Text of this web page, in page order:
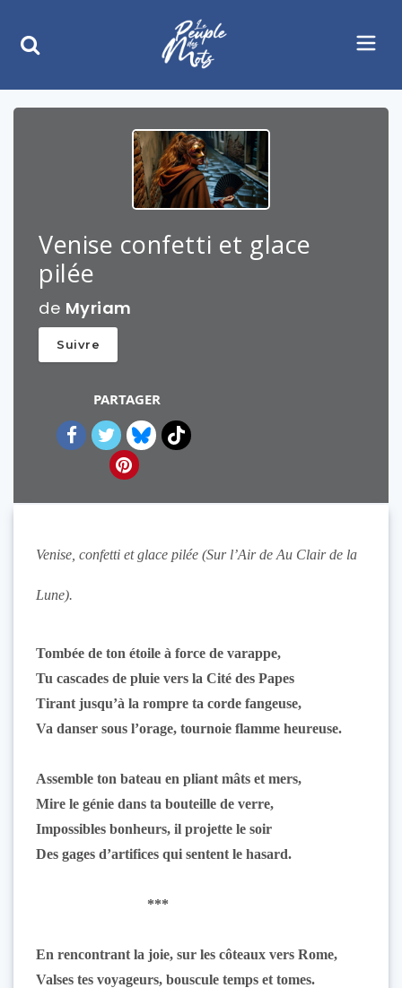
Venise confetti et glace
pilée
de Myriam
Suivre
PARTAGER
Venise, confetti et glace pilée (Sur l’Air de Au Clair de la
Lune).
Tombée de ton étoile à force de varappe,
Tu cascades de pluie vers la Cité des Papes
Tirant jusqu’à la rompre ta corde fangeuse,
Va danser sous l’orage, tournoie flamme heureuse.
Assemble ton bateau en pliant mâts et mers,
Mire le génie dans ta bouteille de verre,
Impossibles bonheurs, il projette le soir
Des gages d’artifices qui sentent le hasard.
***
En rencontrant la joie, sur les côteaux vers Rome,
Valses tes voyageurs, bouscule temps et tomes.